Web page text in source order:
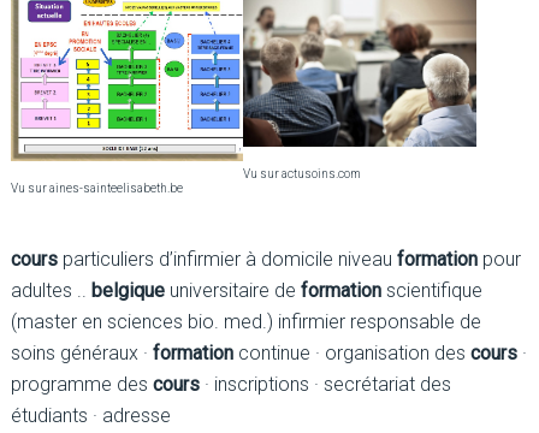
Vu sur aines-sainteelisabeth.be
Vu sur actusoins.com
coursparticuliers d’infirmier à domicile niveau formationpour
adultes .. belgiqueuniversitaire de formationscientifique
(master en sciences bio. med.) infirmier responsable de
soins généraux · formationcontinue · organisation des cours·
programme des cours· inscriptions · secrétariat des
étudiants · adresse